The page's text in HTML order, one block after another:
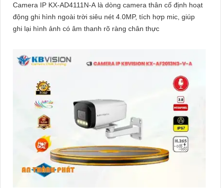
Camera IP KX-AD4111N-A là dòng camera thân cố định hoạt
động ghi hình ngoài trời siêu nét 4.0MP, tích hợp mic, giúp
ghi lại hình ảnh có âm thanh rõ ràng chân thực